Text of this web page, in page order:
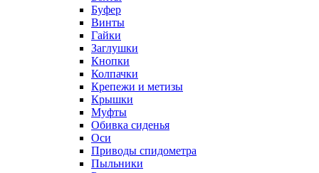
Буфер
Винты
Гайки
Заглушки
Кнопки
Колпачки
Крепежи и метизы
Крышки
Муфты
Обивка сиденья
Оси
Приводы спидометра
Пыльники